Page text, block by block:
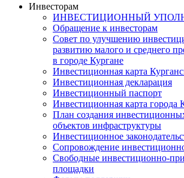
Инвесторам
ИНВЕСТИЦИОННЫЙ
Обращение к инвесторам
Совет по улучшению
развитию малого и среднего
в городе Кургане
Инвестиционная карта
Инвестиционная декларация
Инвестиционный паспорт
Инвестиционная карта города
План создания
объектов инфраструктуры
Инвестиционное
Сопровождение
Свободные инвестиционно-
площадки